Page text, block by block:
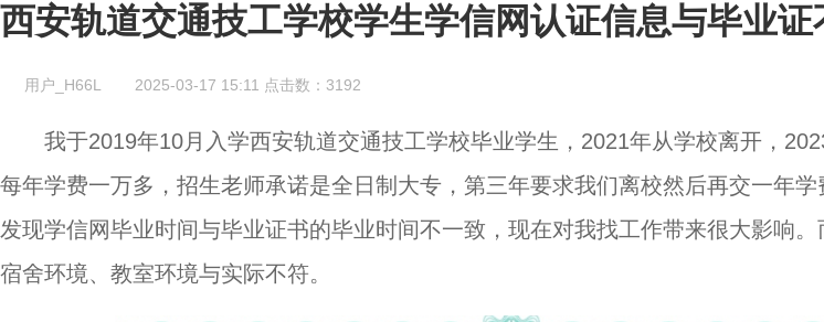
西安轨道交通技工学校学生学信网认证信息与毕业证
用户_H66L 2025-03-17 15:11 点击数： 3192
我于2019年10月入学西安轨道交通技工学校毕业学生，2021年从学校离开，
每年学费一万多，招生老师承诺是全日制大专，第三年要求我们离校然后再交一年
发现学信网毕业时间与毕业证书的毕业时间不一致，现在对我找工作带来很大影响
宿舍环境、教室环境与实际不符。